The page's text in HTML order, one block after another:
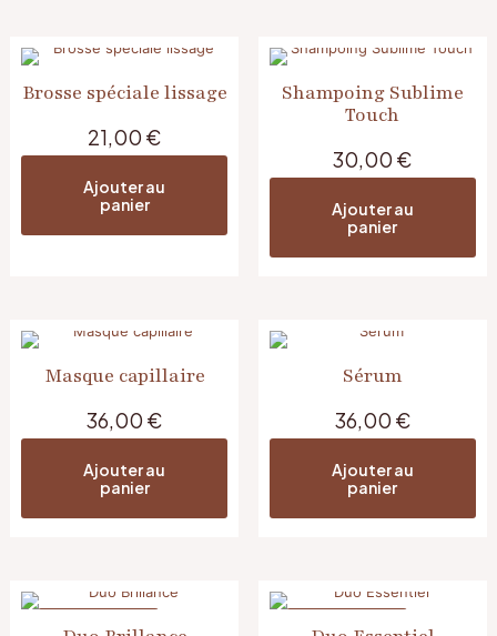
Brosse spéciale lissage
21,00 €
Ajouter au
panier
Shampoing Sublime
Touch
30,00 €
Ajouter au
panier
Masque capillaire
36,00 €
Ajouter au
panier
Sérum
36,00 €
Ajouter au
panier